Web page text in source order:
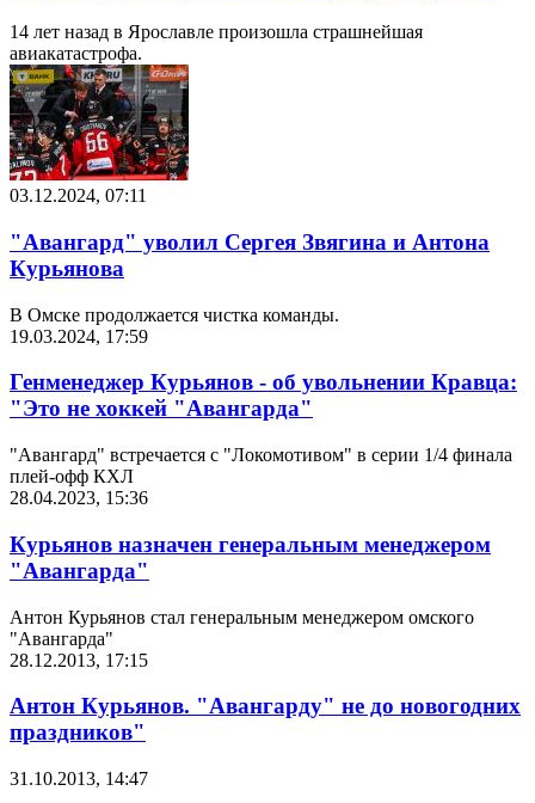
14 лет назад в Ярославле произошла страшнейшая
авиакатастрофа.
03.12.2024, 07:11
"Авангард" уволил Сергея Звягина и Антона
Курьянова
В Омске продолжается чистка команды.
19.03.2024, 17:59
Генменеджер Курьянов - об увольнении Кравца:
"Это не хоккей "Авангарда"
"Авангард" встречается с "Локомотивом" в серии 1/4 финала
плей-офф КХЛ
28.04.2023, 15:36
Курьянов назначен генеральным менеджером
"Авангарда"
Антон Курьянов стал генеральным менеджером омского
"Авангарда"
28.12.2013, 17:15
Антон Курьянов. "Авангарду" не до новогодних
праздников"
31.10.2013, 14:47